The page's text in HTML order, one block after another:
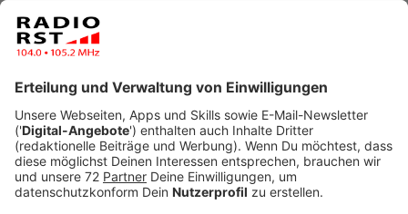
Niestegge. Auf dem Feld spielt Steve im zentralen
Mittelfeld - als Sechser, Achter oder Zehner.
Anzeige
Der ehemalige Fußball-Profi, der aus der Jugend des
Traditionsvereins FC Hansa Rostock stammt, spielte